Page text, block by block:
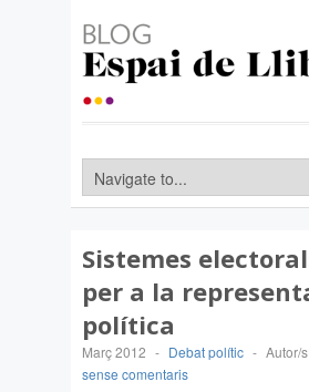
Sistemes
per a la
política
Març 2012 - Debat polític - Autor/
sense comentaris